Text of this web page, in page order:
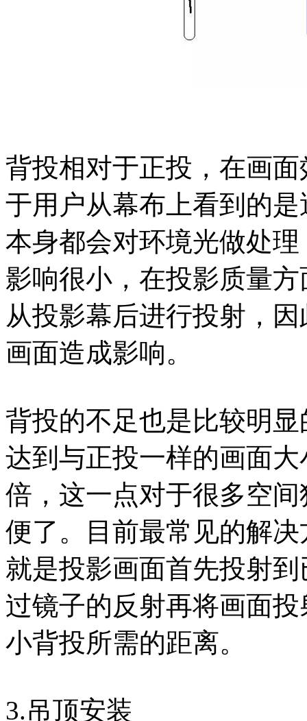
背投相对于正投，在画
于用户从幕布上看到的
本身都会对环境光做处
影响很小，在投影质量
从投影幕后进行投射，
画面造成影响。
背投的不足也是比较明
达到与正投一样的画面
倍，这一点对于很多空
便了。目前最常见的解
就是投影画面首先投射
过镜子的反射再将画面
小背投所需的距离。
3.吊顶安装